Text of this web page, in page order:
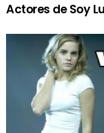
Actores de Soy